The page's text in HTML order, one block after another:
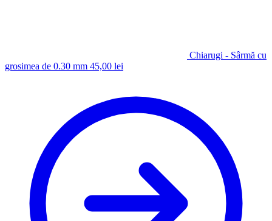
Chiarugi - Sârmă cu
grosimea de 0.30 mm 45,00 lei